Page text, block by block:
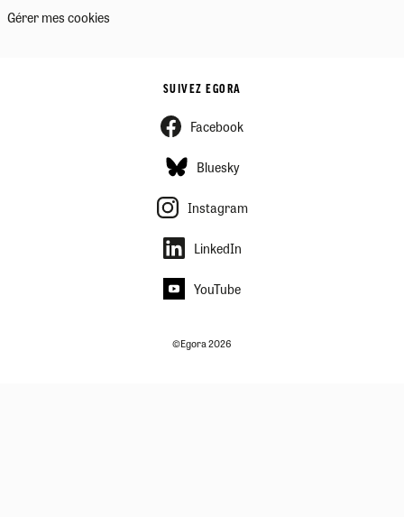
Gérer mes cookies
SUIVEZ EGORA
Facebook
Bluesky
Instagram
LinkedIn
YouTube
©Egora 2026